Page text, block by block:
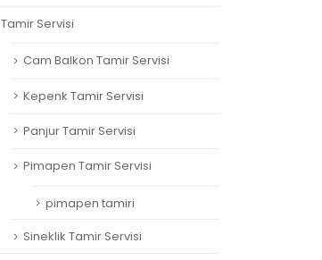
Tamir Servisi
Cam Balkon Tamir Servisi
Kepenk Tamir Servisi
Panjur Tamir Servisi
Pimapen Tamir Servisi
pimapen tamiri
Sineklik Tamir Servisi